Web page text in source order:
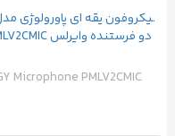
Microphone PMLV2CMIC